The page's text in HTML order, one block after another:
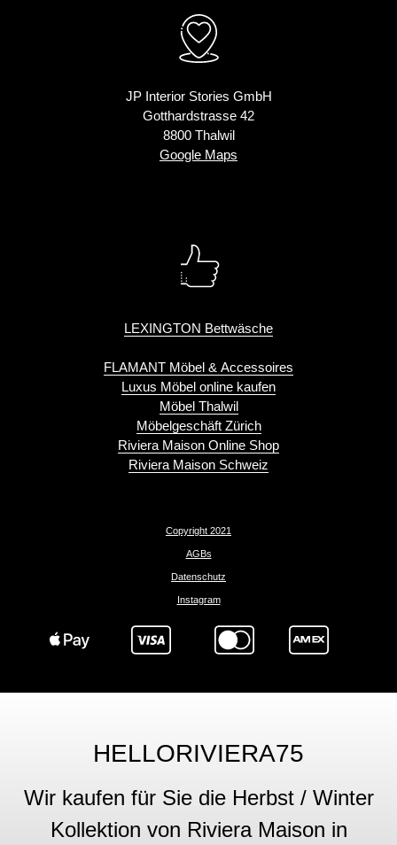
JP Interior Stories GmbH
Gotthardstrasse 42
8800 Thalwil
Google Maps
LEXINGTON Bettwäsche
FLAMANT Möbel & Accessoires
Luxus Möbel online kaufen
Möbel Thalwil
Möbelgeschäft Zürich
Riviera Maison Online Shop
Riviera Maison Schweiz
Copyright 2021
AGBs
Datenschutz
Instagram
HELLORIVIERA75
Wir kaufen für Sie die Herbst / Winter
Kollektion von Riviera Maison in